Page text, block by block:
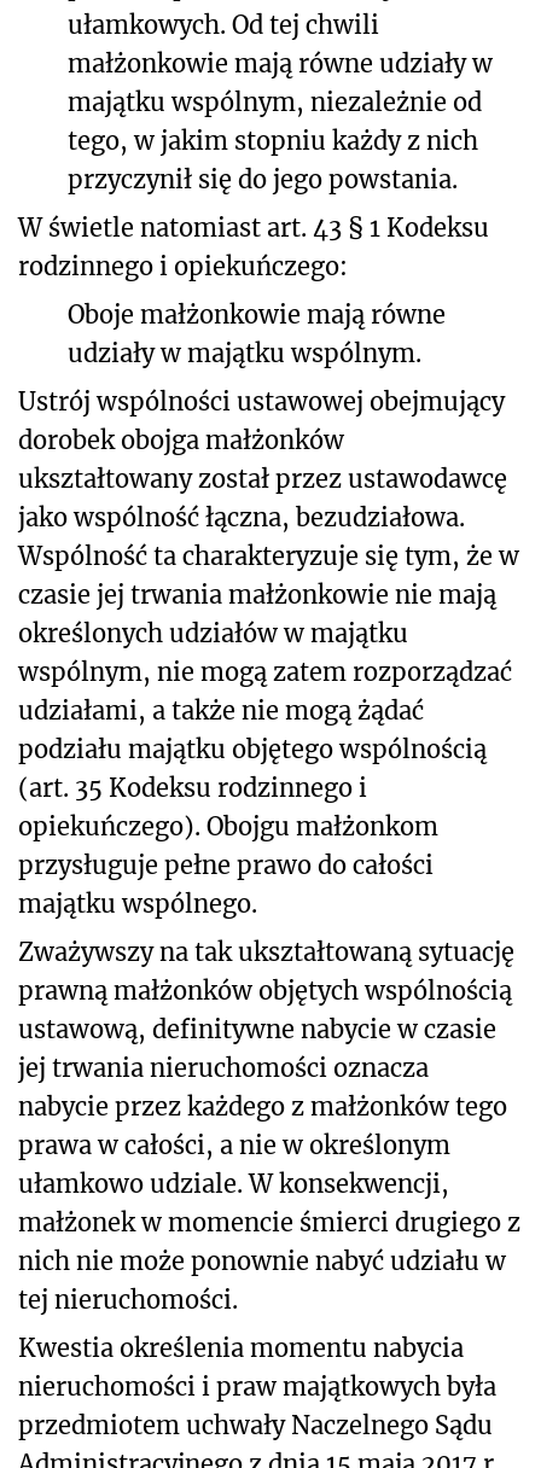
ułamkowych. Od tej chwili
małżonkowie mają równe udziały w
majątku wspólnym, niezależnie od
tego, w jakim stopniu każdy z nich
przyczynił się do jego powstania.
W świetle natomiast art. 43 § 1 Kodeksu
rodzinnego i opiekuńczego:
Oboje małżonkowie mają równe
udziały w majątku wspólnym.
Ustrój wspólności ustawowej obejmujący
dorobek obojga małżonków
ukształtowany został przez ustawodawcę
jako wspólność łączna, bezudziałowa.
Wspólność ta charakteryzuje się tym, że w
czasie jej trwania małżonkowie nie mają
określonych udziałów w majątku
wspólnym, nie mogą zatem rozporządzać
udziałami, a także nie mogą żądać
podziału majątku objętego wspólnością
(art. 35 Kodeksu rodzinnego i
opiekuńczego). Obojgu małżonkom
przysługuje pełne prawo do całości
majątku wspólnego.
Zważywszy na tak ukształtowaną sytuację
prawną małżonków objętych wspólnością
ustawową, definitywne nabycie w czasie
jej trwania nieruchomości oznacza
nabycie przez każdego z małżonków tego
prawa w całości, a nie w określonym
ułamkowo udziale. W konsekwencji,
małżonek w momencie śmierci drugiego z
nich nie może ponownie nabyć udziału w
tej nieruchomości.
Kwestia określenia momentu nabycia
nieruchomości i praw majątkowych była
przedmiotem uchwały Naczelnego Sądu